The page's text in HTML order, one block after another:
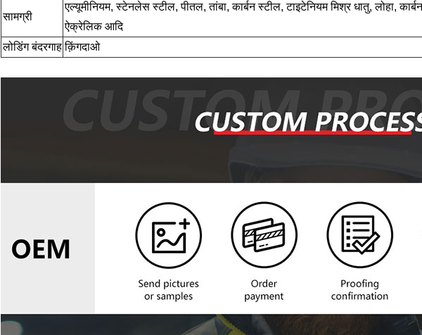
सामग्री
एल्यूमीनियम, स्टेनलेस स्टील, पीतल, तांबा, कार्बन स्टील, टाइटेनियम मिश्र धातु, लोहा,
ऐक्रेलिक आदि
लोडिंग बंदरगाह क़िंगदाओ